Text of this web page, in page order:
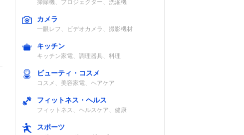
掃除機、プロジェクター、洗濯機
カメラ
一眼レフ、ビデオカメラ、撮影機材
キッチン
キッチン家電、調理器具、料理
ビューティ・コスメ
コスメ、美容家電、ヘアケア
フィットネス・ヘルス
フィットネス、ヘルスケア、健康
スポーツ